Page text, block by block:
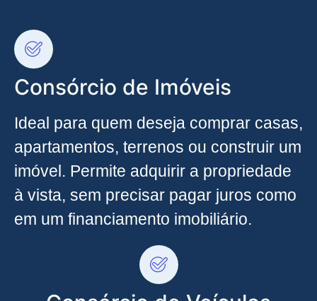
Consórcio de Imóveis
Ideal para quem deseja comprar casas,
apartamentos, terrenos ou construir um
imóvel. Permite adquirir a propriedade
à vista, sem precisar pagar juros como
em um financiamento imobiliário.